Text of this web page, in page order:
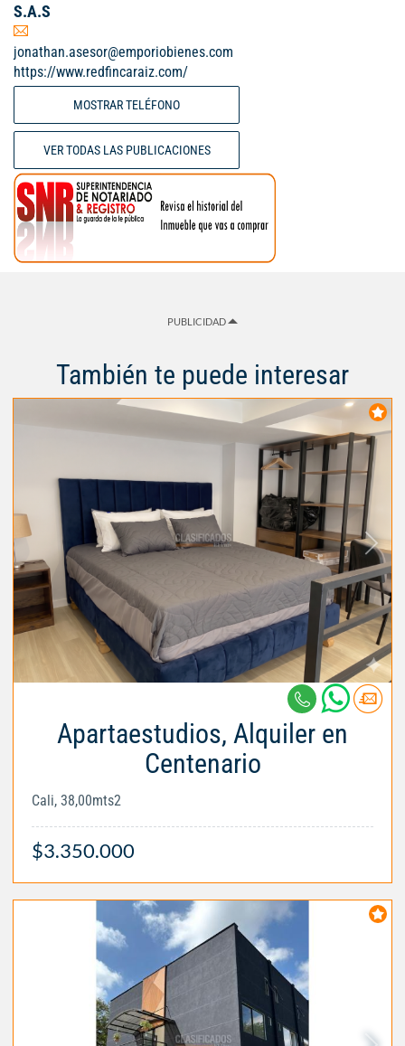
S.A.S
jonathan.asesor@emporiobienes.com
https://www.redfincaraiz.com/
MOSTRAR TELÉFONO
VER TODAS LAS PUBLICACIONES
PUBLICIDAD
También te puede interesar
Apartaestudios, Alquiler en
Centenario
Cali, 38,00mts2
$3.350.000